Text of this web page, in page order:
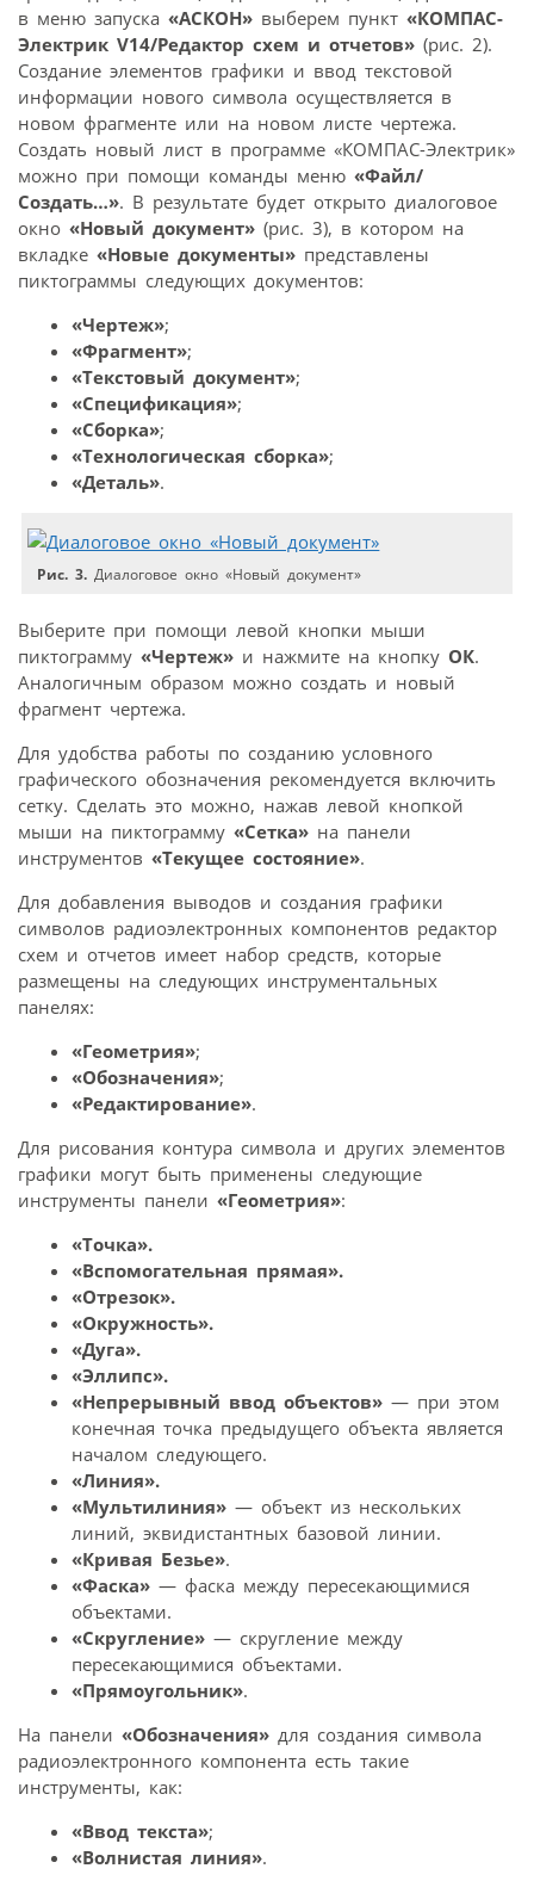
в меню запуска «АСКОН» выберем пункт «КОМПАС-
Электрик V14/Редактор схем и отчетов» (рис. 2).
Создание элементов графики и ввод текстовой
информации нового символа осуществляется в
новом фрагменте или на новом листе чертежа.
Создать новый лист в программе «КОМПАС-Электрик»
можно при помощи команды меню «Файл/
Создать…». В результате будет открыто диалоговое
окно «Новый документ» (рис. 3), в котором на
вкладке «Новые документы» представлены
пиктограммы следующих документов:
«Чертеж»;
«Фрагмент»;
«Текстовый документ»;
«Спецификация»;
«Сборка»;
«Технологическая сборка»;
«Деталь».
Рис. 3. Диалоговое окно «Новый документ»
Выберите при помощи левой кнопки мыши
пиктограмму «Чертеж» и нажмите на кнопку ОК.
Аналогичным образом можно создать и новый
фрагмент чертежа.
Для удобства работы по созданию условного
графического обозначения рекомендуется включить
сетку. Сделать это можно, нажав левой кнопкой
мыши на пиктограмму «Сетка» на панели
инструментов «Текущее состояние».
Для добавления выводов и создания графики
символов радиоэлектронных компонентов редактор
схем и отчетов имеет набор средств, которые
размещены на следующих инструментальных
панелях:
«Геометрия»;
«Обозначения»;
«Редактирование».
Для рисования контура символа и других элементов
графики могут быть применены следующие
инструменты панели «Геометрия»:
«Точка».
«Вспомогательная прямая».
«Отрезок».
«Окружность».
«Дуга».
«Эллипс».
«Непрерывный ввод объектов» — при этом
конечная точка предыдущего объекта является
началом следующего.
«Линия».
«Мультилиния» — объект из нескольких
линий, эквидистантных базовой линии.
«Кривая Безье».
«Фаска» — фаска между пересекающимися
объектами.
«Скругление» — скругление между
пересекающимися объектами.
«Прямоугольник».
На панели «Обозначения» для создания символа
радиоэлектронного компонента есть такие
инструменты, как:
«Ввод текста»;
«Волнистая линия».